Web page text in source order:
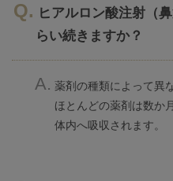
ヒアルロン酸注射（
らい続きますか？
薬剤の種類によって異
ほとんどの薬剤は数か
体内へ吸収されます。